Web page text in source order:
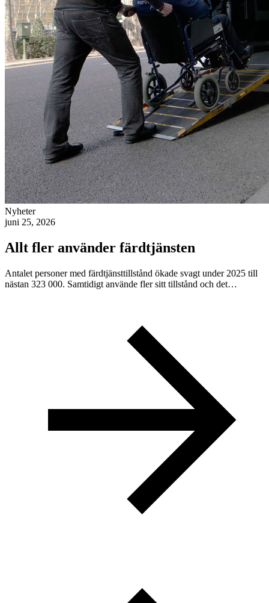
Nyheter
juni 25, 2026
Allt fler använder färdtjänsten
Antalet personer med färdtjänsttillstånd ökade svagt under 2025 till
nästan 323 000. Samtidigt använde fler sitt tillstånd och det…